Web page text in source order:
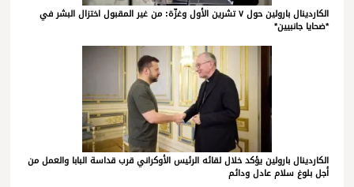
الكاردينال بارولين حول ٧ تشرين الأول وغزّة: من غير المقبول اختزال البشر في
*ضحايا جانبيين*
الكاردينال بارولين يؤكد خلال لقائه الرئيس الأوكراني قرب قداسة البابا والعمل من
أجل بلوغ سلام عادل ودائم